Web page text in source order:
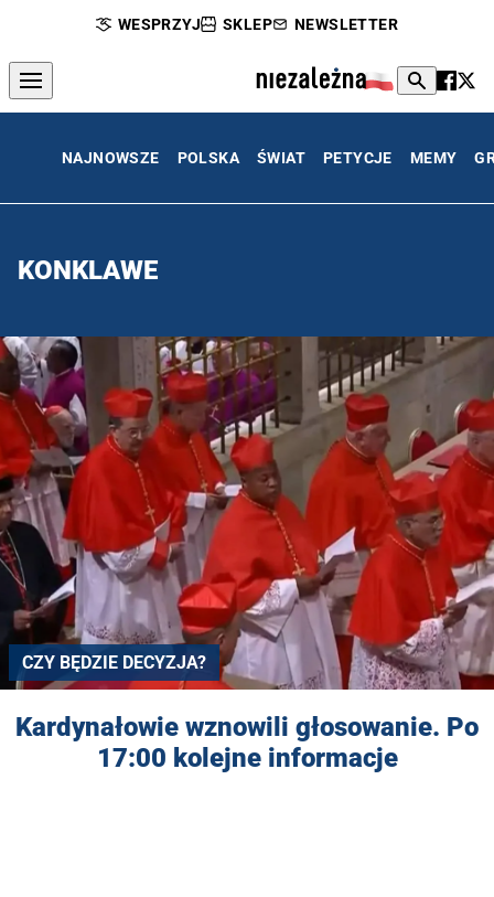
WESPRZYJ SKLEP NEWSLETTER
NAJNOWSZE POLSKA ŚWIAT PETYCJE MEMY
KONKLAWE
CZY BĘDZIE DECYZJA?
Kardynałowie wznowili głosowanie. Po
17:00 kolejne informacje